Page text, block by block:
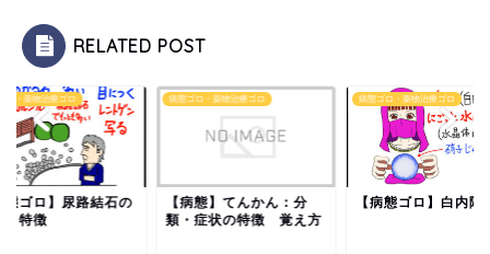
RELATED POST
ロ・薬物治療ゴロ
態ゴロ】尿路結石の
と特徴
病態ゴロ・薬物治療ゴロ
【病態】てんかん：分
類・症状の特徴 覚え方
病態ゴロ・薬物治療ゴロ
【病態ゴロ】白内障